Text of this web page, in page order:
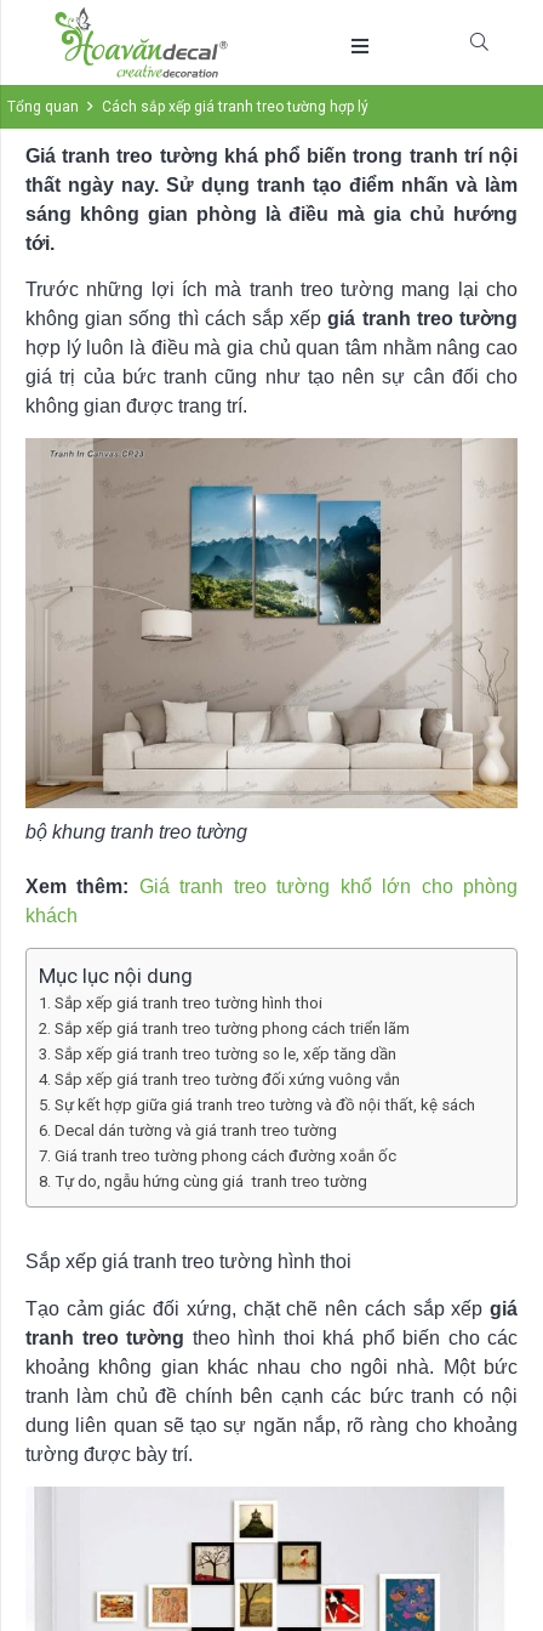
Tổng quan Cách sắp xếp giá tranh treo tường hợp lý
Giá tranh treo tường khá phổ biến trong tranh trí nội
thất ngày nay. Sử dụng tranh tạo điểm nhấn và làm
sáng không gian phòng là điều mà gia chủ hướng
tới.
Trước những lợi ích mà tranh treo tường mang lại cho
không gian sống thì cách sắp xếp giá tranh treo tường
hợp lý luôn là điều mà gia chủ quan tâm nhằm nâng cao
giá trị của bức tranh cũng như tạo nên sự cân đối cho
không gian được trang trí.
bộ khung tranh treo tường
Xem thêm: Giá tranh treo tường khổ lớn cho phòng
khách
Mục lục nội dung
Sắp xếp giá tranh treo tường hình thoi
Sắp xếp giá tranh treo tường phong cách triển lãm
Sắp xếp giá tranh treo tường so le, xếp tăng dần
Sắp xếp giá tranh treo tường đối xứng vuông vắn
Sự kết hợp giữa giá tranh treo tường và đồ nội thất, kệ sách
Decal dán tường và giá tranh treo tường
Giá tranh treo tường phong cách đường xoắn ốc
Tự do, ngẫu hứng cùng giá tranh treo tường
Sắp xếp giá tranh treo tường hình thoi
Tạo cảm giác đối xứng, chặt chẽ nên cách sắp xếp giá
tranh treo tường theo hình thoi khá phổ biến cho các
khoảng không gian khác nhau cho ngôi nhà. Một bức
tranh làm chủ đề chính bên cạnh các bức tranh có nội
dung liên quan sẽ tạo sự ngăn nắp, rõ ràng cho khoảng
tường được bày trí.